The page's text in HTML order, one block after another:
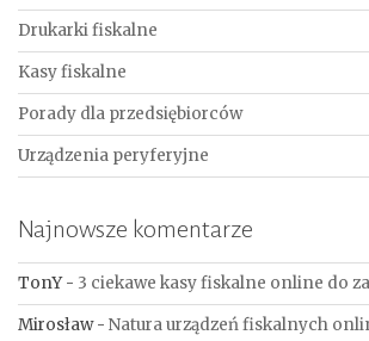
Drukarki fiskalne
Kasy fiskalne
Porady dla przedsiębiorców
Urządzenia peryferyjne
Najnowsze komentarze
TonY- 3 ciekawe kasy fiskalne online do
Mirosław- Natura urządzeń fiskalnych